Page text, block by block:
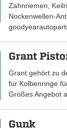
Zahnriemen,
Nockenwellen-
Grant
Grant gehört zu
für Kolbenringe
Großes Angebot
Gunk